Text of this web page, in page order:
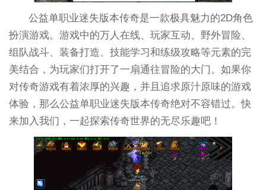
公益单职业迷失版本传奇是一款极具魅力的2D角色
扮演游戏。游戏中的万人在线、玩家互动、野外冒险、
组队战斗、装备打造、技能学习和练级攻略等元素的完
美结合，为玩家们打开了一扇通往冒险的大门。如果你
对传奇游戏有着浓厚的兴趣，并且追求原汁原味的游戏
体验，那么公益单职业迷失版本传奇绝对不容错过。快
来加入我们，一起探索传奇世界的无尽乐趣吧！